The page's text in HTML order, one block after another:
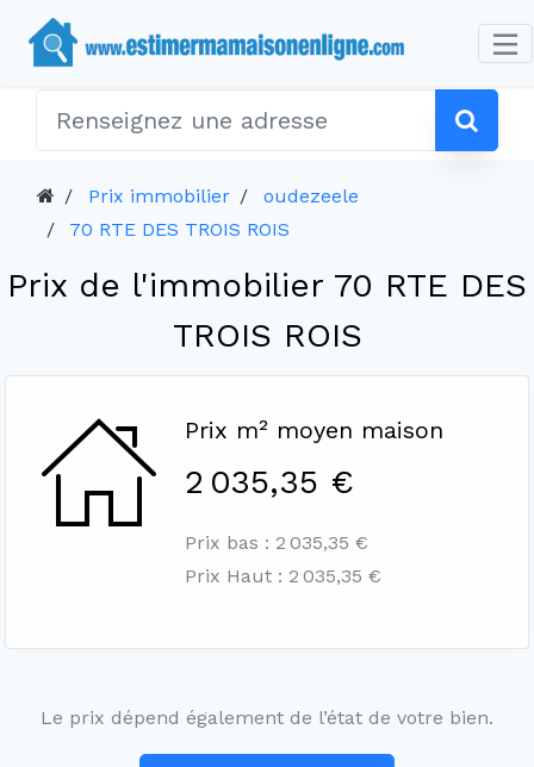
Prix immobilier
oudezeele
70 RTE DES TROIS ROIS
Prix de l'immobilier 70 RTE DES
TROIS ROIS
Prix m² moyen maison
2 035,35 €
Prix bas : 2 035,35 €
Prix Haut : 2 035,35 €
Le prix dépend également de l’état de votre bien.